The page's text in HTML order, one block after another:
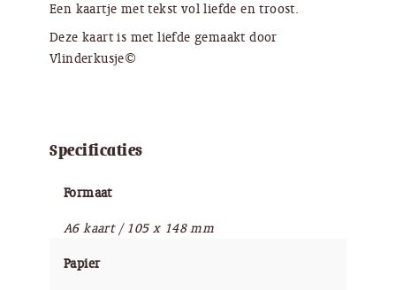
Een kaartje met tekst vol liefde en troost.
Deze kaart is met liefde gemaakt door
Vlinderkusje©
Specificaties
Formaat
A6 kaart / 105 x 148 mm
Papier